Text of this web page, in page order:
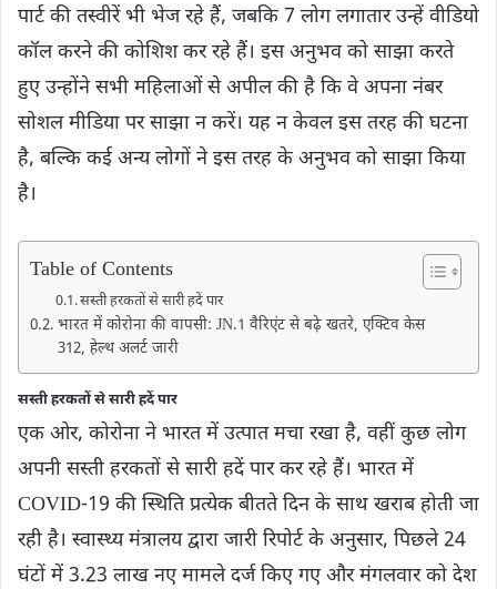
पार्ट की तस्वीरें भी भेज रहे हैं, जबकि 7 लोग लगातार उन्हें वीडियो
कॉल करने की कोशिश कर रहे हैं। इस अनुभव को साझा करते
हुए उन्होंने सभी महिलाओं से अपील की है कि वे अपना नंबर
सोशल मीडिया पर साझा न करें। यह न केवल इस तरह की घटना
है, बल्कि कई अन्य लोगों ने इस तरह के अनुभव को साझा किया
है।
Table of Contents
सस्ती हरकतों से सारी हदें पार
भारत में कोरोना की वापसी: JN.1 वैरिएंट से बढ़े खतरे, एक्टिव केस
312, हेल्थ अलर्ट जारी
सस्ती हरकतों से सारी हदें पार
एक ओर, कोरोना ने भारत में उत्पात मचा रखा है, वहीं कुछ लोग
अपनी सस्ती हरकतों से सारी हदें पार कर रहे हैं। भारत में
COVID-19 की स्थिति प्रत्येक बीतते दिन के साथ खराब होती जा
रही है। स्वास्थ्य मंत्रालय द्वारा जारी रिपोर्ट के अनुसार, पिछले 24
घंटों में 3.23 लाख नए मामले दर्ज किए गए और मंगलवार को देश